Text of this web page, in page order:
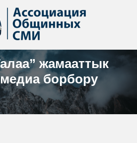
жамааттык
борбору